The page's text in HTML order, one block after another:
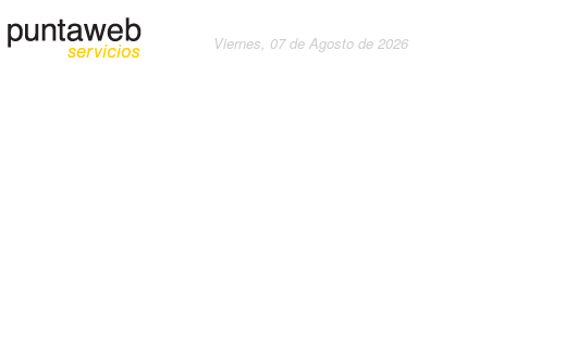
Viernes, 07 de Agosto de 2026